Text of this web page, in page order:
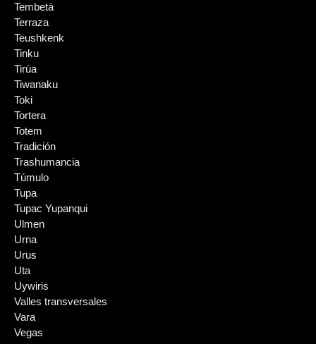
Tembetá
Terraza
Teushkenk
Tinku
Tirúa
Tiwanaku
Toki
Tortera
Totem
Tradición
Trashumancia
Túmulo
Tupa
Tupac Yupanqui
Ulmen
Urna
Urus
Uta
Uywiris
Valles transversales
Vara
Vegas